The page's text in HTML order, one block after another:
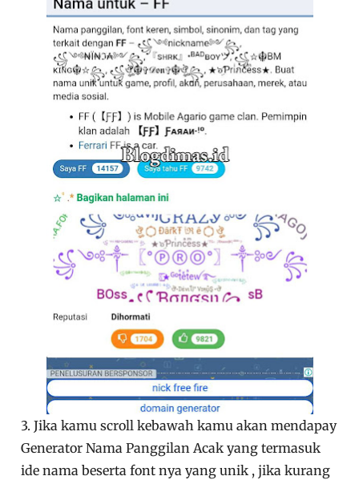
3. Jika kamu scroll kebawah kamu akan mendapay
Generator Nama Panggilan Acak yang termasuk
ide nama beserta font nya yang unik , jika kurang